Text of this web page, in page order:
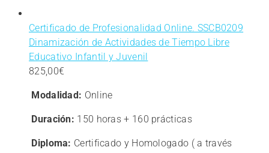
Certificado de Profesionalidad Online. SSCB0209
Dinamización de Actividades de Tiempo Libre
Educativo Infantil y Juvenil
825,00€
Modalidad: Online
Duración: 150 horas + 160 prácticas
Diploma: Certificado y Homologado ( a través